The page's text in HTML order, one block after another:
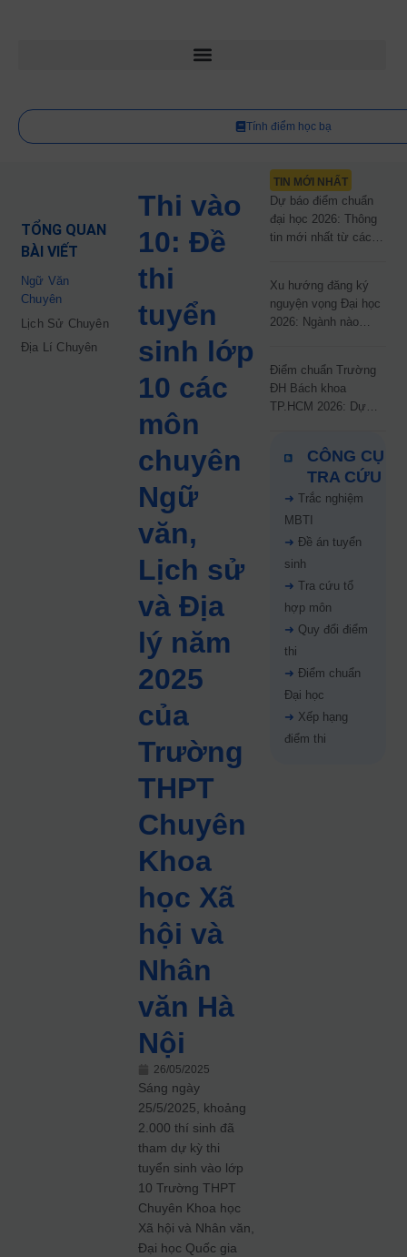
Tính điểm học bạ
TỔNG QUAN
BÀI VIẾT
Ngữ Văn
Chuyên
Lịch Sử Chuyên
Địa Lí Chuyên
Thi vào
10: Đề
thi
tuyển
sinh lớp
10 các
môn
chuyên
Ngữ
văn,
Lịch sử
và Địa
lý năm
2025
của
Trường
THPT
Chuyên
Khoa
học Xã
hội và
Nhân
văn Hà
Nội
26/05/2025
Sáng ngày
25/5/2025, khoảng
2.000 thí sinh đã
tham dự kỳ thi
tuyển sinh vào lớp
10 Trường THPT
Chuyên Khoa học
Xã hội và Nhân văn,
Đại học Quốc gia
TIN MỚI NHẤT
Dự báo điểm chuẩn
đại học 2026: Thông
tin mới nhất từ các
Xu hướng đăng ký
nguyện vọng Đại học
2026: Ngành nào
Điểm chuẩn Trường
ĐH Bách khoa
TP.HCM 2026: Dự
67%
CÔNG CỤ
TRA CỨU
➜ Trắc nghiệm
MBTI
➜ Đề án tuyển
sinh
➜ Tra cứu tổ
hợp môn
➜ Quy đổi điểm
thi
➜ Điểm chuẩn
Đại học
➜ Xếp hạng
điểm thi